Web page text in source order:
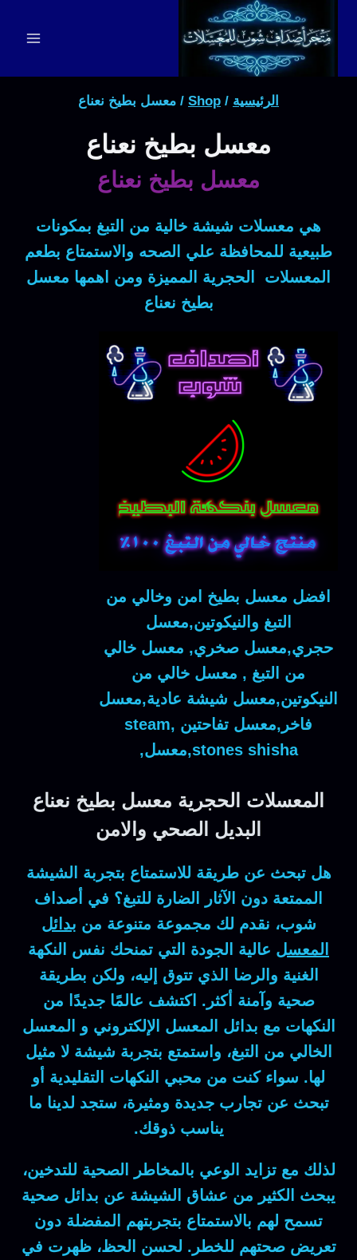
المحتوى
الرئيسية /
Shop
/ معسل بطيخ نعناع
معسل بطيخ نعناع
معسل بطيخ نعناع
هي معسلات شيشة خالية من التبغ بمكونات
طبيعية للمحافظة علي الصحه والاستمتاع بطعم
المعسلات الحجرية المميزة ومن اهمها معسل
بطيخ نعناع
افضل معسل بطيخ امن وخالي من
التبغ والنيكوتين,معسل
حجري,معسل صخري, معسل خالي
من التبغ , معسل خالي من
النيكوتين,معسل شيشة عادية,معسل
فاخر,معسل تفاحتين ,steam
stones shisha,معسل,
المعسلات الحجرية معسل بطيخ نعناع
البديل الصحي والامن
هل تبحث عن طريقة للاستمتاع بتجربة الشيشة
الممتعة دون الآثار الضارة للتبغ؟ في أصداف
شوب، نقدم لك مجموعة متنوعة من بدائل
المعسل عالية الجودة التي تمنحك نفس النكهة
الغنية والرضا الذي تتوق إليه، ولكن بطريقة
صحية وآمنة أكثر. اكتشف عالمًا جديدًا من
النكهات مع بدائل المعسل الإلكتروني و المعسل
الخالي من التبغ، واستمتع بتجربة شيشة لا مثيل
لها. سواء كنت من محبي النكهات التقليدية أو
تبحث عن تجارب جديدة ومثيرة، ستجد لدينا ما
يناسب ذوقك.
لذلك مع تزايد الوعي بالمخاطر الصحية للتدخين،
يبحث الكثير من عشاق الشيشة عن بدائل صحية
تسمح لهم بالاستمتاع بتجربتهم المفضلة دون
تعريض صحتهم للخطر. لحسن الحظ، ظهرت في